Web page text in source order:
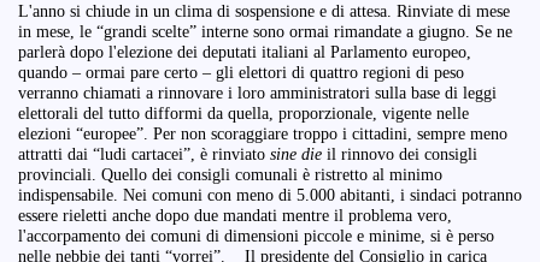
L'anno si chiude in un clima di sospensione e di attesa. Rinviate di mese
in mese, le “grandi scelte” interne sono ormai rimandate a giugno. Se ne
parlerà dopo l'elezione dei deputati italiani al Parlamento europeo,
quando – ormai pare certo – gli elettori di quattro regioni di peso
verranno chiamati a rinnovare i loro amministratori sulla base di leggi
elettorali del tutto difformi da quella, proporzionale, vigente nelle
elezioni “europee”. Per non scoraggiare troppo i cittadini, sempre meno
attratti dai “ludi cartacei”, è rinviato sine die il rinnovo dei consigli
provinciali. Quello dei consigli comunali è ristretto al minimo
indispensabile. Nei comuni con meno di 5.000 abitanti, i sindaci potranno
essere rieletti anche dopo due mandati mentre il problema vero,
l'accorpamento dei comuni di dimensioni piccole e minime, si è perso
nelle nebbie dei tanti “vorrei”. Il presidente del Consiglio in carica